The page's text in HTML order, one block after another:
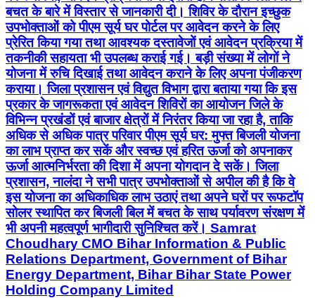
बचत के बारे में विस्तार से जानकारी दी। शिविर के दौरान इच्छुक
उपभोक्ताओं को पीएम सूर्य घर पोर्टल पर आवेदन करने के लिए
प्रेरित किया गया तथा आवश्यक दस्तावेजों एवं आवेदन प्रक्रिया में
तकनीकी सहायता भी उपलब्ध कराई गई। बड़ी संख्या में लोगों ने
योजना में रुचि दिखाई तथा आवेदन कराने के लिए अपना पंजीकरण
कराया। जिला प्रशासन एवं विद्युत विभाग द्वारा बताया गया कि इस
प्रकार के जागरूकता एवं आवेदन शिविरों का आयोजन जिले के
विभिन्न प्रखंडों एवं बाजार क्षेत्रों में निरंतर किया जा रहा है, ताकि
अधिक से अधिक पात्र परिवार पीएम सूर्य घर: मुफ्त बिजली योजना
का लाभ प्राप्त कर सकें और स्वच्छ एवं हरित ऊर्जा को अपनाकर
ऊर्जा आत्मनिर्भरता की दिशा में अपना योगदान दे सकें। जिला
प्रशासन, नालंदा ने सभी पात्र उपभोक्ताओं से अपील की है कि वे
इस योजना का अधिकाधिक लाभ उठाएं तथा अपने घरों पर रूफटॉप
सोलर स्थापित कर बिजली बिल में बचत के साथ पर्यावरण संरक्षण में
भी अपनी महत्वपूर्ण भागीदारी सुनिश्चित करें। Samrat
Choudhary CMO Bihar Information & Public
Relations Department, Government of Bihar
Energy Department, Bihar Bihar State Power
Holding Company Limited